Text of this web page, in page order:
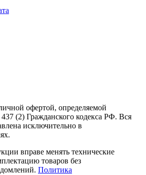
офертой, определяемой
(2) Гражданского кодекса РФ. Вся
исключительно в
вправе менять технические
товаров без
Политика